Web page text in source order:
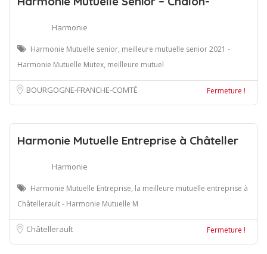
Harmonie
Harmonie Mutuelle senior, meilleure mutuelle senior 2021 -
Harmonie Mutuelle Mutex, meilleure mutuel
BOURGOGNE-FRANCHE-COMTÉ Fermeture !
Harmonie Mutuelle Entreprise à Châteller
Harmonie
Harmonie Mutuelle Entreprise, la meilleure mutuelle entreprise à
Châtellerault - Harmonie Mutuelle M
Châtellerault Fermeture !